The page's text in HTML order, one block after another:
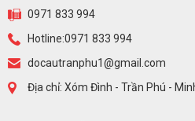
0971 833 994
Hotline:0971 833 994
docautranphu1@gmail.com
Địa chỉ: Xóm Đình - Trần Phú -